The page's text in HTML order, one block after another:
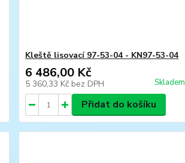
Kleště lisovací 97-53-04 - KN97-53-04
6 486,00 Kč
5 360,33 Kč bez DPH Skladem
Přidat do košíku